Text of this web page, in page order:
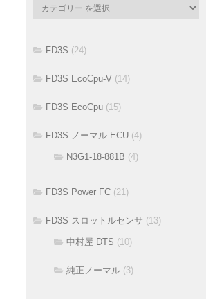
FD3S (24)
FD3S EcoCpu-V (14)
FD3S EcoCpu (15)
FD3S ノーマル ECU (4)
N3G1-18-881B (4)
FD3S Power FC (21)
FD3S スロットルセンサ (13)
中村屋 DTS (10)
純正ノーマル (3)